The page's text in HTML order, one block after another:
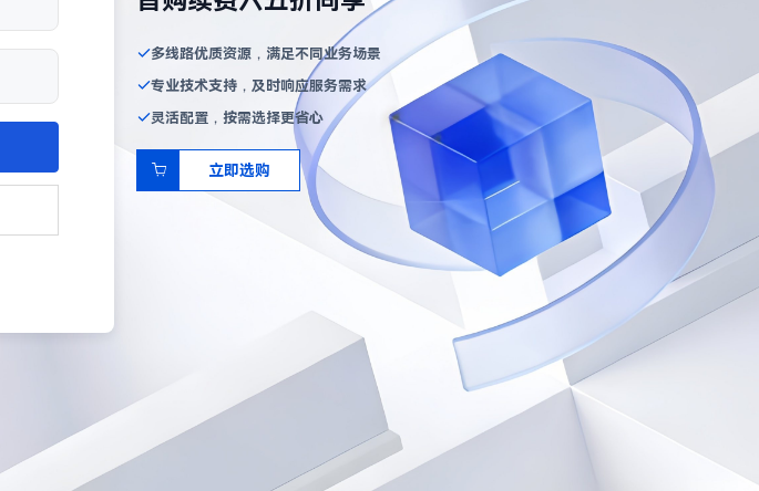
多线路优质资源，满足不同业务场景
专业技术支持，及时响应服务需求
灵活配置，按需选择更省心
立即选购